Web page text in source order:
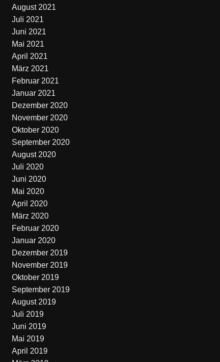
August 2021
Juli 2021
Juni 2021
Mai 2021
April 2021
März 2021
Februar 2021
Januar 2021
Dezember 2020
November 2020
Oktober 2020
September 2020
August 2020
Juli 2020
Juni 2020
Mai 2020
April 2020
März 2020
Februar 2020
Januar 2020
Dezember 2019
November 2019
Oktober 2019
September 2019
August 2019
Juli 2019
Juni 2019
Mai 2019
April 2019